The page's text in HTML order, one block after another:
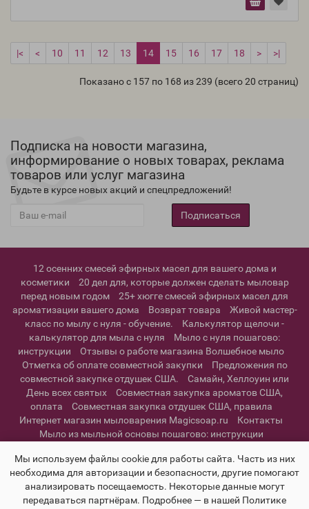
|< < 10 11 12 13 14 15 16 17 18 > >|
Показано с 157 по 168 из 239 (всего 20 страниц)
Подписка на новости магазина,
информирование о новых товарах, реклама
товаров или услуг магазина
Будьте в курсе новых акций и спецпредложений!
Подписаться
12 осенних смесей эфирных масел для вашего дома и
косметики
20 дел для, которые должен сделать мыловар
перед новым годом
25+ хюгге смесей эфирных масел для
ароматизации вашего дома
Возврат товара
Живой мастер-
класс по мылу с нуля - обучение.
Калькулятор щелочи -
калькулятор для мыла с нуля
Мыло с нуля пошагово:
инструкции
Отзывы о работе магазина Волшебное мыло
Отметка об оплате совместной закупки
Предложения по
совместной закупке отдушек США.
Самайн, Хеллоуин или
День всех святых
Совместная закупка ароматов США,
оплата
Совместная закупка отдушек США, правила
Интернет магазин мыловарения Magicsoap.ru
Контакты
Мыло из мыльной основы пошагово: инструкции
пользовательское соглашение
Мы используем файлы cookie для работы сайта. Часть из них
необходима для авторизации и безопасности, другие помогают
анализировать посещаемость. Некоторые данные могут
передаваться партнёрам. Подробнее — в нашей Политике